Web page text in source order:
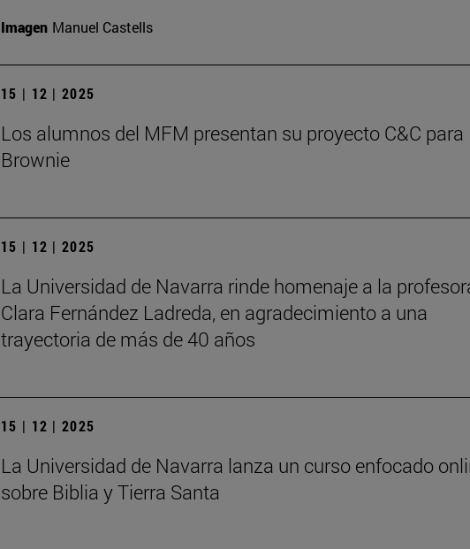
Imagen Manuel Castells
15 | 12 | 2025
Los alumnos del MFM presentan su proyecto C&C para
Brownie
15 | 12 | 2025
La Universidad de Navarra rinde homenaje a la
Clara Fernández Ladreda, en agradecimiento a una
trayectoria de más de 40 años
15 | 12 | 2025
La Universidad de Navarra lanza un curso enfocado
sobre Biblia y Tierra Santa